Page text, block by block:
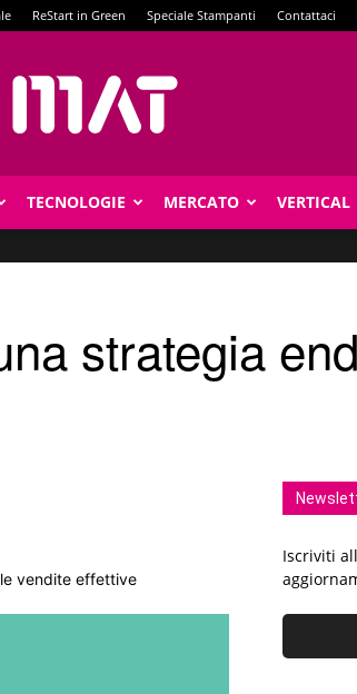
ReStart in Green Speciale Stampanti Contattaci
TECNOLOGIE MERCATO VERTICAL
strategia
vendite effettive
Iscriviti